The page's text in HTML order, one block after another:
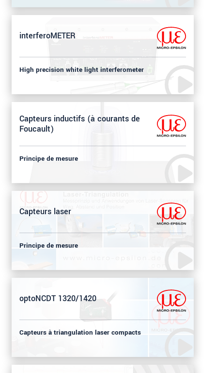
interferoMETER
High precision white light interferometer
Capteurs inductifs (à courants de
Foucault)
Principe de mesure
Capteurs laser
Principe de mesure
optoNCDT 1320/1420
Capteurs à triangulation laser compacts